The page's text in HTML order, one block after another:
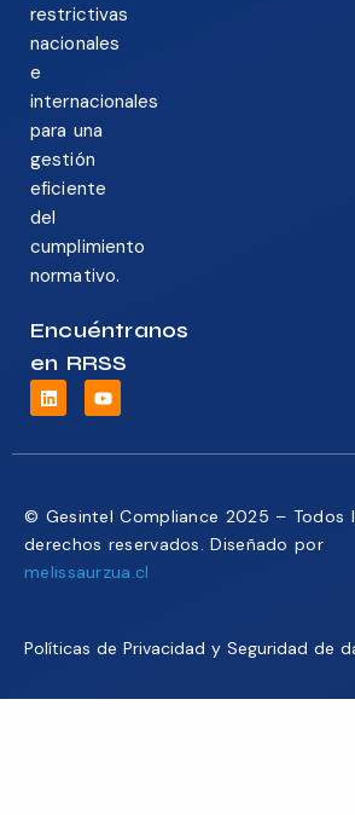
restrictivas
nacionales
e
internacionales
para una
gestión
eficiente
del
cumplimiento
normativo.
Encuéntranos
en RRSS
© Gesintel Compliance 2025 – Todos
derechos reservados. Diseñado por
melissaurzua.cl
Políticas de Privacidad y Seguridad de